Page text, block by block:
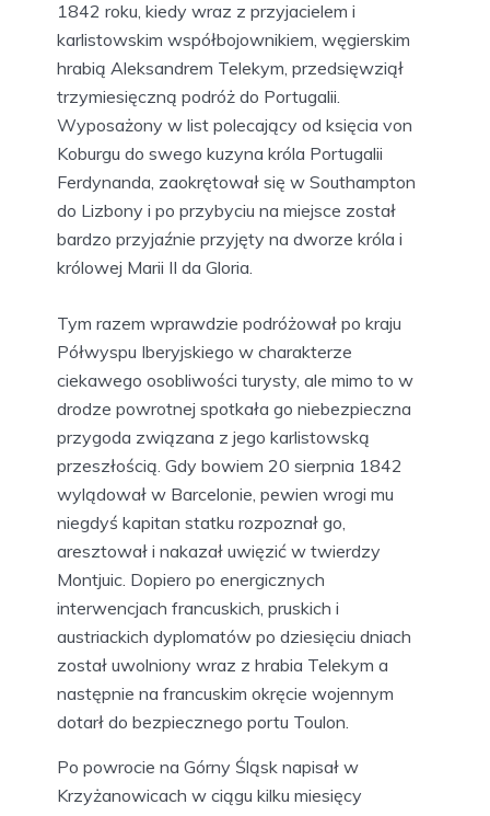
1842 roku, kiedy wraz z przyjacielem i
karlistowskim współbojownikiem, węgierskim
hrabią Aleksandrem Telekym, przedsięwziął
trzymiesięczną podróż do Portugalii.
Wyposażony w list polecający od księcia von
Koburgu do swego kuzyna króla Portugalii
Ferdynanda, zaokrętował się w Southampton
do Lizbony i po przybyciu na miejsce został
bardzo przyjaźnie przyjęty na dworze króla i
królowej Marii II da Gloria.
Tym razem wprawdzie podróżował po kraju
Półwyspu Iberyjskiego w charakterze
ciekawego osobliwości turysty, ale mimo to w
drodze powrotnej spotkała go niebezpieczna
przygoda związana z jego karlistowską
przeszłością. Gdy bowiem 20 sierpnia 1842
wylądował w Barcelonie, pewien wrogi mu
niegdyś kapitan statku rozpoznał go,
aresztował i nakazał uwięzić w twierdzy
Montjuic. Dopiero po energicznych
interwencjach francuskich, pruskich i
austriackich dyplomatów po dziesięciu dniach
został uwolniony wraz z hrabia Telekym a
następnie na francuskim okręcie wojennym
dotarł do bezpiecznego portu Toulon.
Po powrocie na Górny Śląsk napisał w
Krzyżanowicach w ciągu kilku miesięcy